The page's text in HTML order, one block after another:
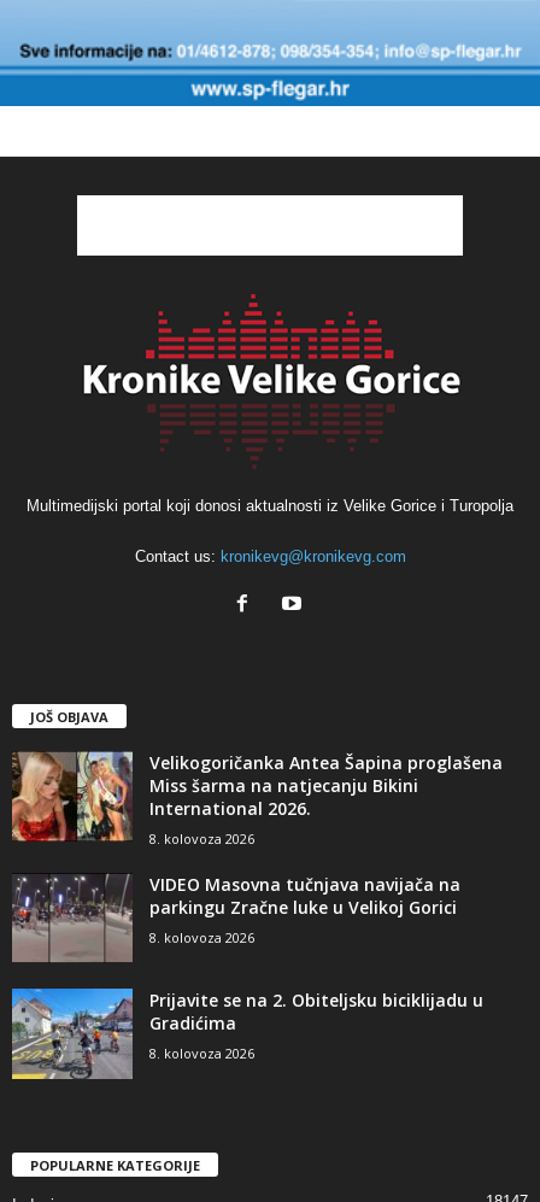
Multimedijski portal koji donosi aktualnosti iz Velike Gorice i Turopolja
Contact us: kronikevg@kronikevg.com
JOŠ OBJAVA
Velikogoričanka Antea Šapina proglašena
Miss šarma na natjecanju Bikini
International 2026.
8. kolovoza 2026
VIDEO Masovna tučnjava navijača na
parkingu Zračne luke u Velikoj Gorici
8. kolovoza 2026
Prijavite se na 2. Obiteljsku biciklijadu u
Gradićima
8. kolovoza 2026
POPULARNE KATEGORIJE